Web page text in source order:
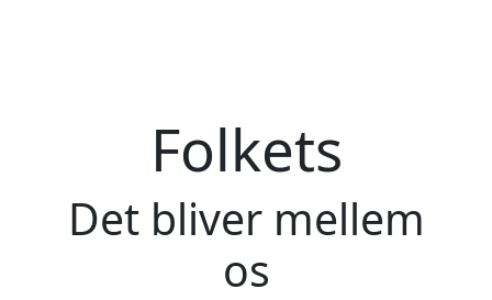
Folkets
Det bliver mellem
os